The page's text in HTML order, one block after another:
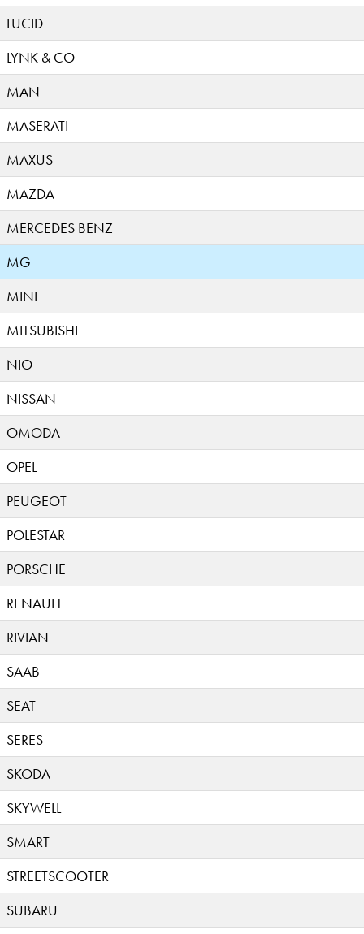
LUCID
LYNK & CO
MAN
MASERATI
MAXUS
MAZDA
MERCEDES BENZ
MG
MINI
MITSUBISHI
NIO
NISSAN
OMODA
OPEL
PEUGEOT
POLESTAR
PORSCHE
RENAULT
RIVIAN
SAAB
SEAT
SERES
SKODA
SKYWELL
SMART
STREETSCOOTER
SUBARU